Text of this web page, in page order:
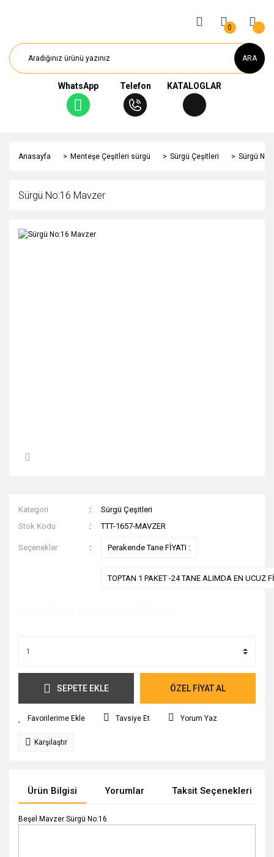
ARA
WhatsApp Telefon KATALOGLAR
0
Anasayfa Menteşe Çeşitleri sürgü Sürgü Çeşitleri Sürgü
Sürgü No:16 Mavzer
Kategori
Sürgü Çeşitleri
Stok Kodu
TTT-1657-MAVZER
Seçenekler Perakende Tane FİYATI :
TOPTAN 1 PAKET -24 TANE ALIMDA EN UCUZ
SEPETE EKLE ÖZEL FİYAT AL
Tavsiye Et Yorum Yaz
Karşılaştır
Ürün Bilgisi Yorumlar Taksit Seçenekleri
Beşel Mavzer Sürgü No:16